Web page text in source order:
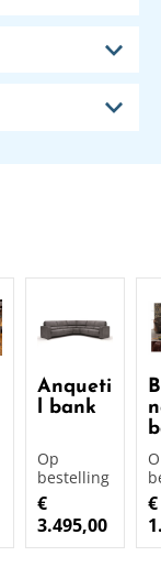
Anqueti
l bank
Op
bestelling
€
3.495,00
€